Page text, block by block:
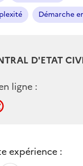
Démarche
D'ETAT
ligne :
expérience :